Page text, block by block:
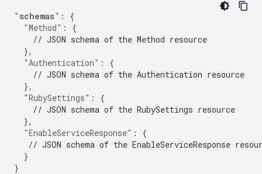
" schemas" :
{
"Method" :
{
// JSON schema of the Method resource
},
"Authentication" :
{
// JSON schema of the Authentication resource
},
"RubySettings" :
{
// JSON schema of the RubySettings resource
},
"EnableServiceResponse" :
{
// JSON schema of the EnableServiceResponse
}
}